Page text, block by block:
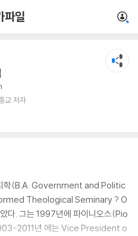
파일
교 저자
학(B.A. Government and Politic
Theological Seminary ? O
. 그는 1997년에 파이니오스(Pio
2011년 에는 Vice President o